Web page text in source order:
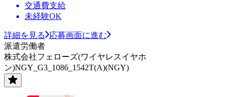
交通費支給
未経験OK
詳細を見る
応募画面に進む
派遣労働者
株式会社フェローズ(ワイヤレスイヤホ
ン)NGY_G3_1086_1542T(A)(NGY)